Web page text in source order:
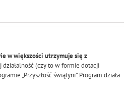
w większości utrzymuje się z
(czy to w formie dotacji
„Przyszłość świątyni”. Program działa